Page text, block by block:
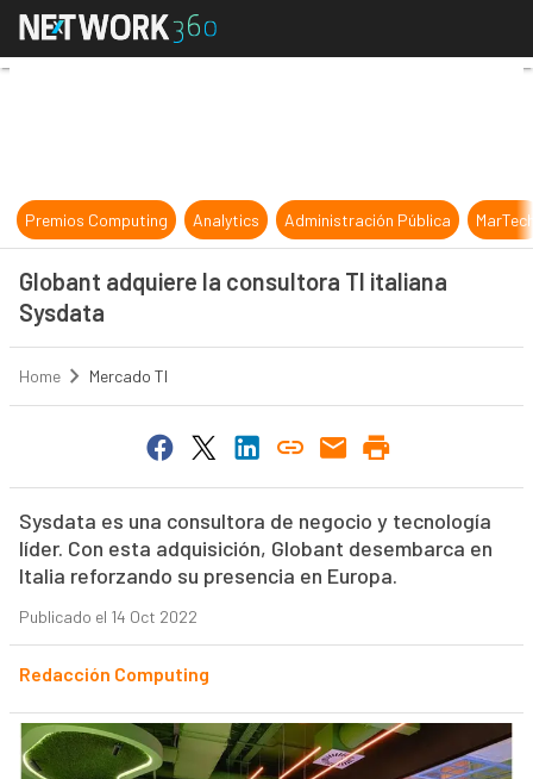
Globant adquiere la consultora TI
Premios Computing Analytics Administración Pública
Globant adquiere la consultora TI italiana
Sysdata
Home Mercado TI
Sysdata es una consultora de negocio y tecnología
líder. Con esta adquisición, Globant desembarca en
Italia reforzando su presencia en Europa.
Publicado el 14 Oct 2022
Redacción Computing